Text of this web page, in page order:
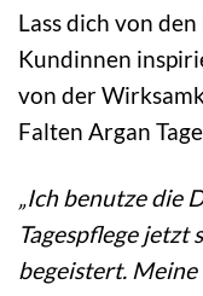
Lass dich von
Kundinnen
von der
Falten Argan
„Ich benutze die
Tagespflege jetzt
begeistert.